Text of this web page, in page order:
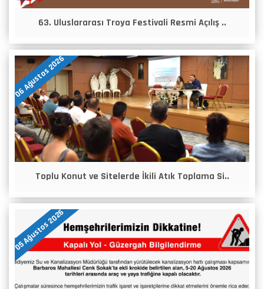
63. Uluslararası Troya Festivali Resmi Açılış ..
06 Ağustos 2026
Toplu Konut ve Sitelerde İkili Atık Toplama Si..
05 Ağustos 2026